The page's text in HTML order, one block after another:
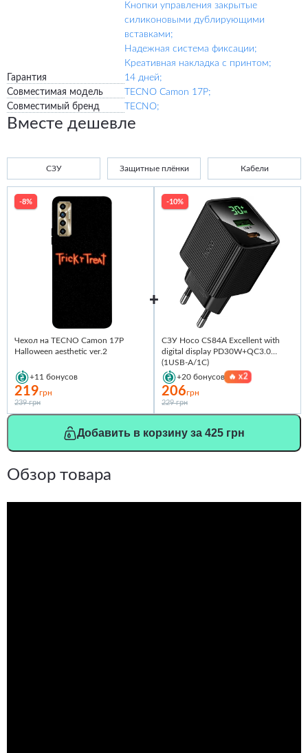
Кнопки управления закрытые
силиконовыми дублирующими
вставками;
Надежная система фиксации;
Креативная накладка с принтом;
Гарантия
14 дней;
Совместимая модель
TECNO Camon 17P;
Совместимый бренд
TECNO;
Вместе дешевле
СЗУ Защитные плёнки Кабели
-8%
Чехол на TECNO Camon 17P
Halloween aesthetic ver.2
+11 бонусов
219грн
239 грн
-10%
СЗУ Hoco CS84A Excellent with
digital display PD30W+QC3.0
(1USB-A/1C)
+20 бонусов 🔥x2
206грн
229 грн
Добавить в корзину за 425 грн
Обзор товара